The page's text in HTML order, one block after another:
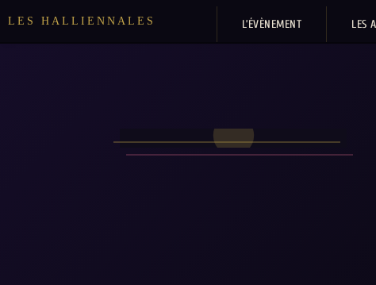
LES HALLIENNALES L’ÉVÈNEMENT LES